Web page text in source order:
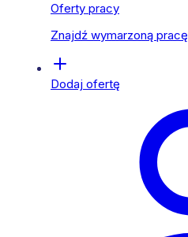
Oferty pracy
Znajdź wymarzoną pracę
Dodaj ofertę